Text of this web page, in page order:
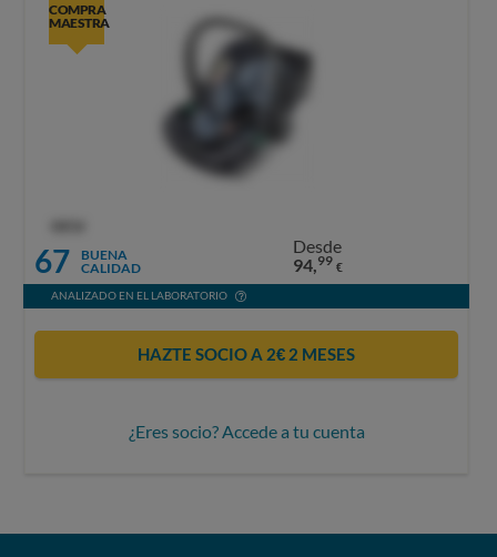
COMPRA
MAESTRA
67
BUENA
CALIDAD
Desde
94,99 €
ANALIZADO EN EL LABORATORIO
HAZTE SOCIO A 2€ 2 MESES
¿Eres socio? Accede a tu cuenta